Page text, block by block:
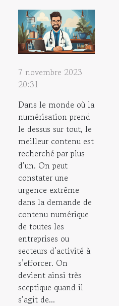
7 novembre 2023
20:31
Dans le monde où la
numérisation prend
le dessus sur tout, le
meilleur contenu est
recherché par plus
d’un. On peut
constater une
urgence extrême
dans la demande de
contenu numérique
de toutes les
entreprises ou
secteurs d’activité à
s’efforcer. On
devient ainsi très
sceptique quand il
s’agit de...